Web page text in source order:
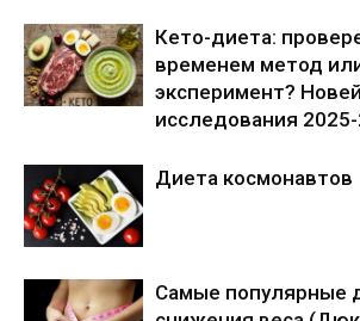
Кето-диета:
временем метод
эксперимент?
исследования
Диета космонавтов
Самые популярные